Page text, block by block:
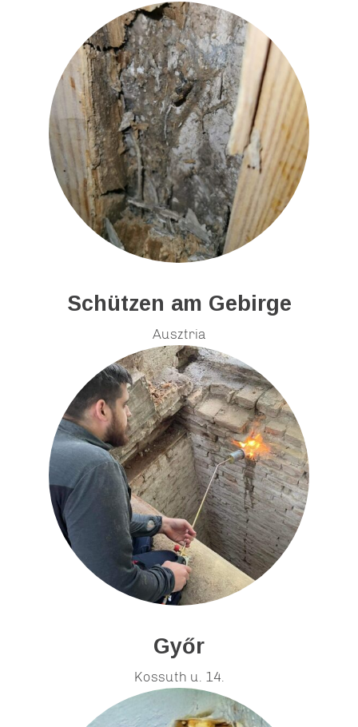
Schützen am Gebirge
Ausztria
Győr
Kossuth u. 14.